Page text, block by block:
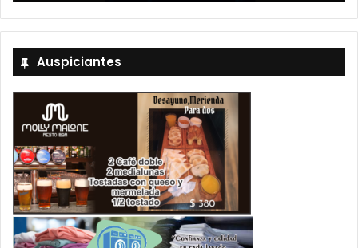
Auspiciantes